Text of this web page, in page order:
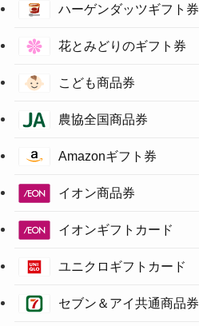
ハーゲンダッツギフト券
花とみどりのギフト券
こども商品券
農協全国商品券
Amazonギフト券
イオン商品券
イオンギフトカード
ユニクロギフトカード
セブン＆アイ共通商品券